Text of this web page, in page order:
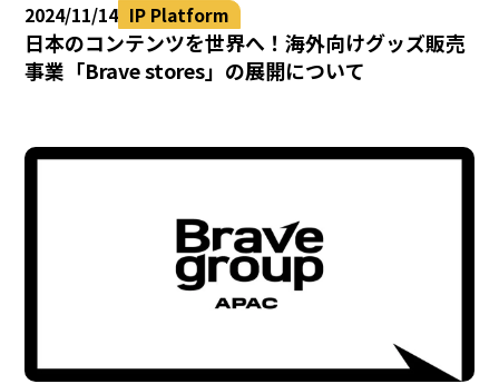
2024/11/14 IP Platform
日本のコンテンツを世界へ！海外向けグッズ販売
事業「Brave stores」の展開について